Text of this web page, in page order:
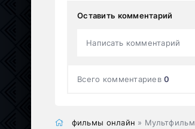
Оставить комментарий
Написать комментарий
Всего комментариев0
фильмы онлайн » Мультфильм